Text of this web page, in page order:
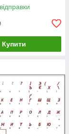
Купити